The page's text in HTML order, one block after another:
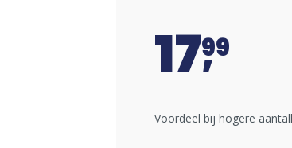
1799
Voordeel bij hogere